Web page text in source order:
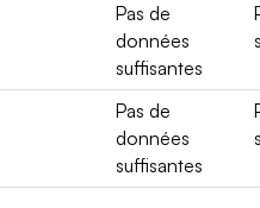
Pas de
données
suffisantes
Pas de
données
suffisantes